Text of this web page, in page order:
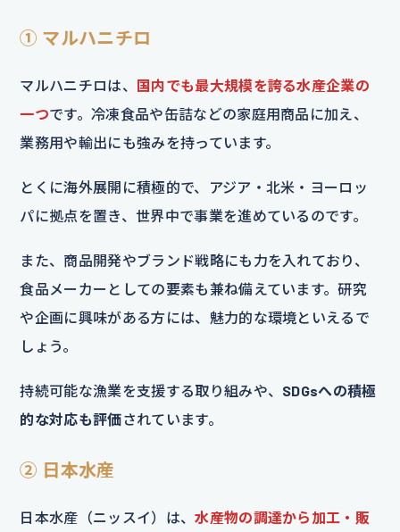
① マルハニチロ
マルハニチロは、 国内でも最大規模を誇る水産企業の
一つです。冷凍食品や缶詰などの家庭用商品に加え、
業務用や輸出にも強みを持っています。
とくに海外展開に積極的で、アジア・北米・ヨーロッ
パに拠点を置き、世界中で事業を進めているのです。
また、商品開発やブランド戦略にも力を入れており、
食品メーカーとしての要素も兼ね備えています。研究
や企画に興味がある方には、魅力的な環境といえるで
しょう。
持続可能な漁業を支援する取り組みや、 SDGsへの積極
的な対応も評価されています。
② 日本水産
日本水産（ニッスイ）は、水産物の調達から加工・販